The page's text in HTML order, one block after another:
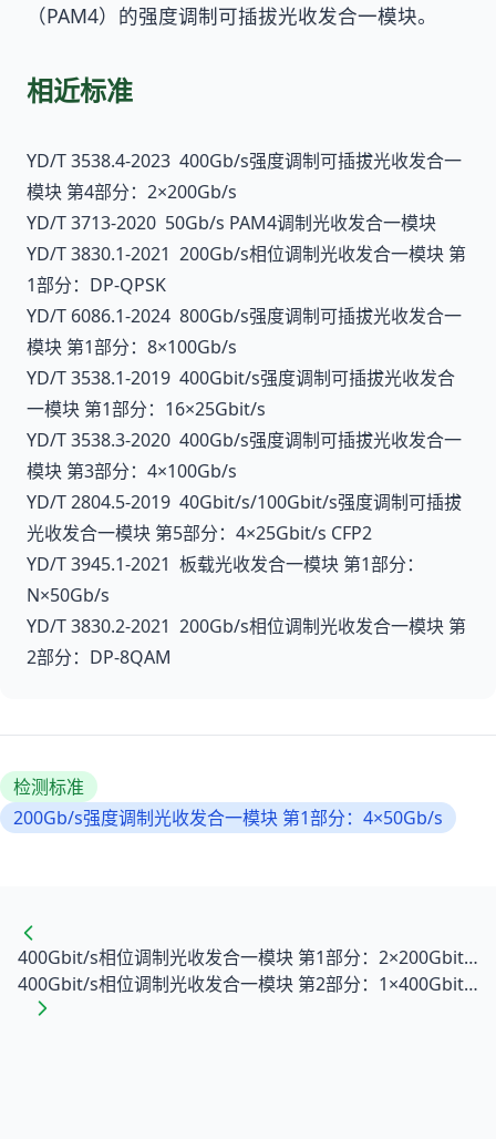
（PAM4）的强度调制可插拔光收发合一模块。
相近标准
YD/T 3538.4-2023 400Gb/s强度调制可插拔光收发合一
模块 第4部分：2×200Gb/s
YD/T 3713-2020 50Gb/s PAM4调制光收发合一模块
YD/T 3830.1-2021 200Gb/s相位调制光收发合一模块 第
1部分：DP-QPSK
YD/T 6086.1-2024 800Gb/s强度调制可插拔光收发合一
模块 第1部分：8×100Gb/s
YD/T 3538.1-2019 400Gbit/s强度调制可插拔光收发合
一模块 第1部分：16×25Gbit/s
YD/T 3538.3-2020 400Gb/s强度调制可插拔光收发合一
模块 第3部分：4×100Gb/s
YD/T 2804.5-2019 40Gbit/s/100Gbit/s强度调制可插拔
光收发合一模块 第5部分：4×25Gbit/s CFP2
YD/T 3945.1-2021 板载光收发合一模块 第1部分：
N×50Gb/s
YD/T 3830.2-2021 200Gb/s相位调制光收发合一模块 第
2部分：DP-8QAM
检测标准
200Gb/s强度调制光收发合一模块 第1部分：4×50Gb/s
400Gbit/s相位调制光收发合一模块 第1部分：2×200Gbit/s
400Gbit/s相位调制光收发合一模块 第2部分：1×400Gbit/s